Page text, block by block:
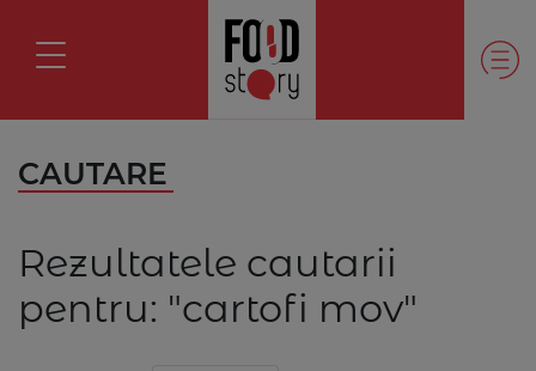
CAUTARE
Rezultatele cautarii
pentru: "cartofi mov"